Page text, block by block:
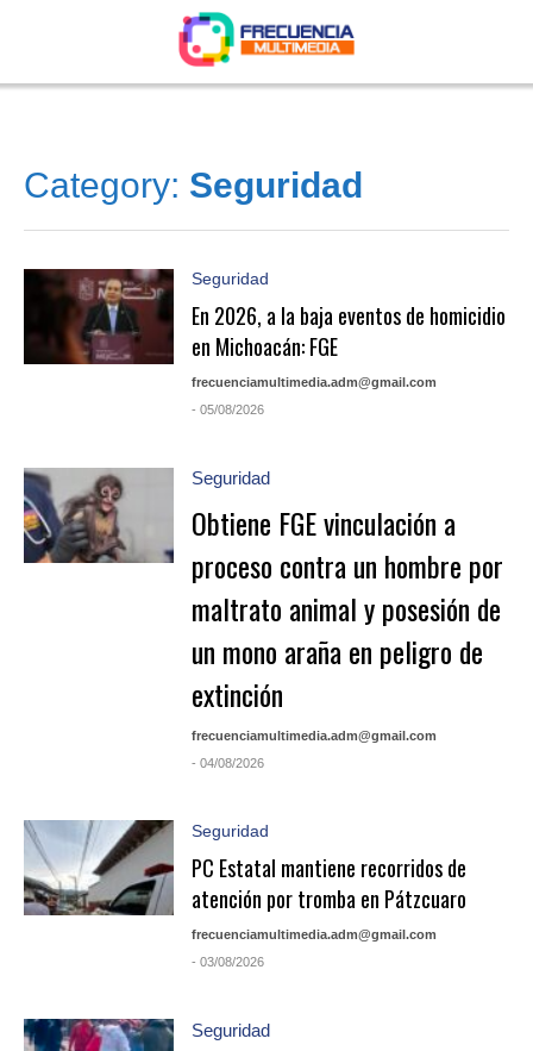
Category: Seguridad
Seguridad
En 2026, a la baja eventos de homicidio
en Michoacán: FGE
frecuenciamultimedia.adm@gmail.com
- 05/08/2026
Seguridad
Obtiene FGE vinculación a
proceso contra un hombre por
maltrato animal y posesión de
un mono araña en peligro de
extinción
frecuenciamultimedia.adm@gmail.com
- 04/08/2026
Seguridad
PC Estatal mantiene recorridos de
atención por tromba en Pátzcuaro
frecuenciamultimedia.adm@gmail.com
- 03/08/2026
Seguridad